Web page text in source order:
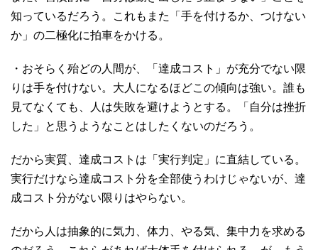
知っているだろう。これもまた「手を付けるか、つけない
か」の二極化に拍車をかける。
・おそらく殆どの人間が、「達成コスト」が充分でない限
りは手を付けない。大人になるほどこの傾向は強い。誰も
見てなくても、人は失敗を避けようとする。「自分は挫折
した」と思うようなことはしたくないのだろう。
だから実質、達成コストは「実行判定」に直結している。
実行だけなら達成コスト分を全部使うわけじゃないが、達
成コスト分がない限りはやらない。
だから人は抽象的に気力、体力、やる気、集中力を求める